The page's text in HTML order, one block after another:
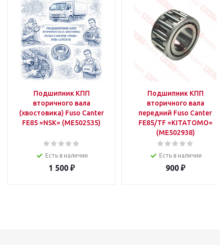
Подшипник КПП
вторичного вала
(хвостовика) Fuso Canter
FE85 =NSK= (ME502535)
Есть в наличии
1 500₽
Подшипник КПП
вторичного вала
передний Fuso Canter
FE85/TF =KITATOMO=
(ME502938)
Есть в наличии
900 ₽